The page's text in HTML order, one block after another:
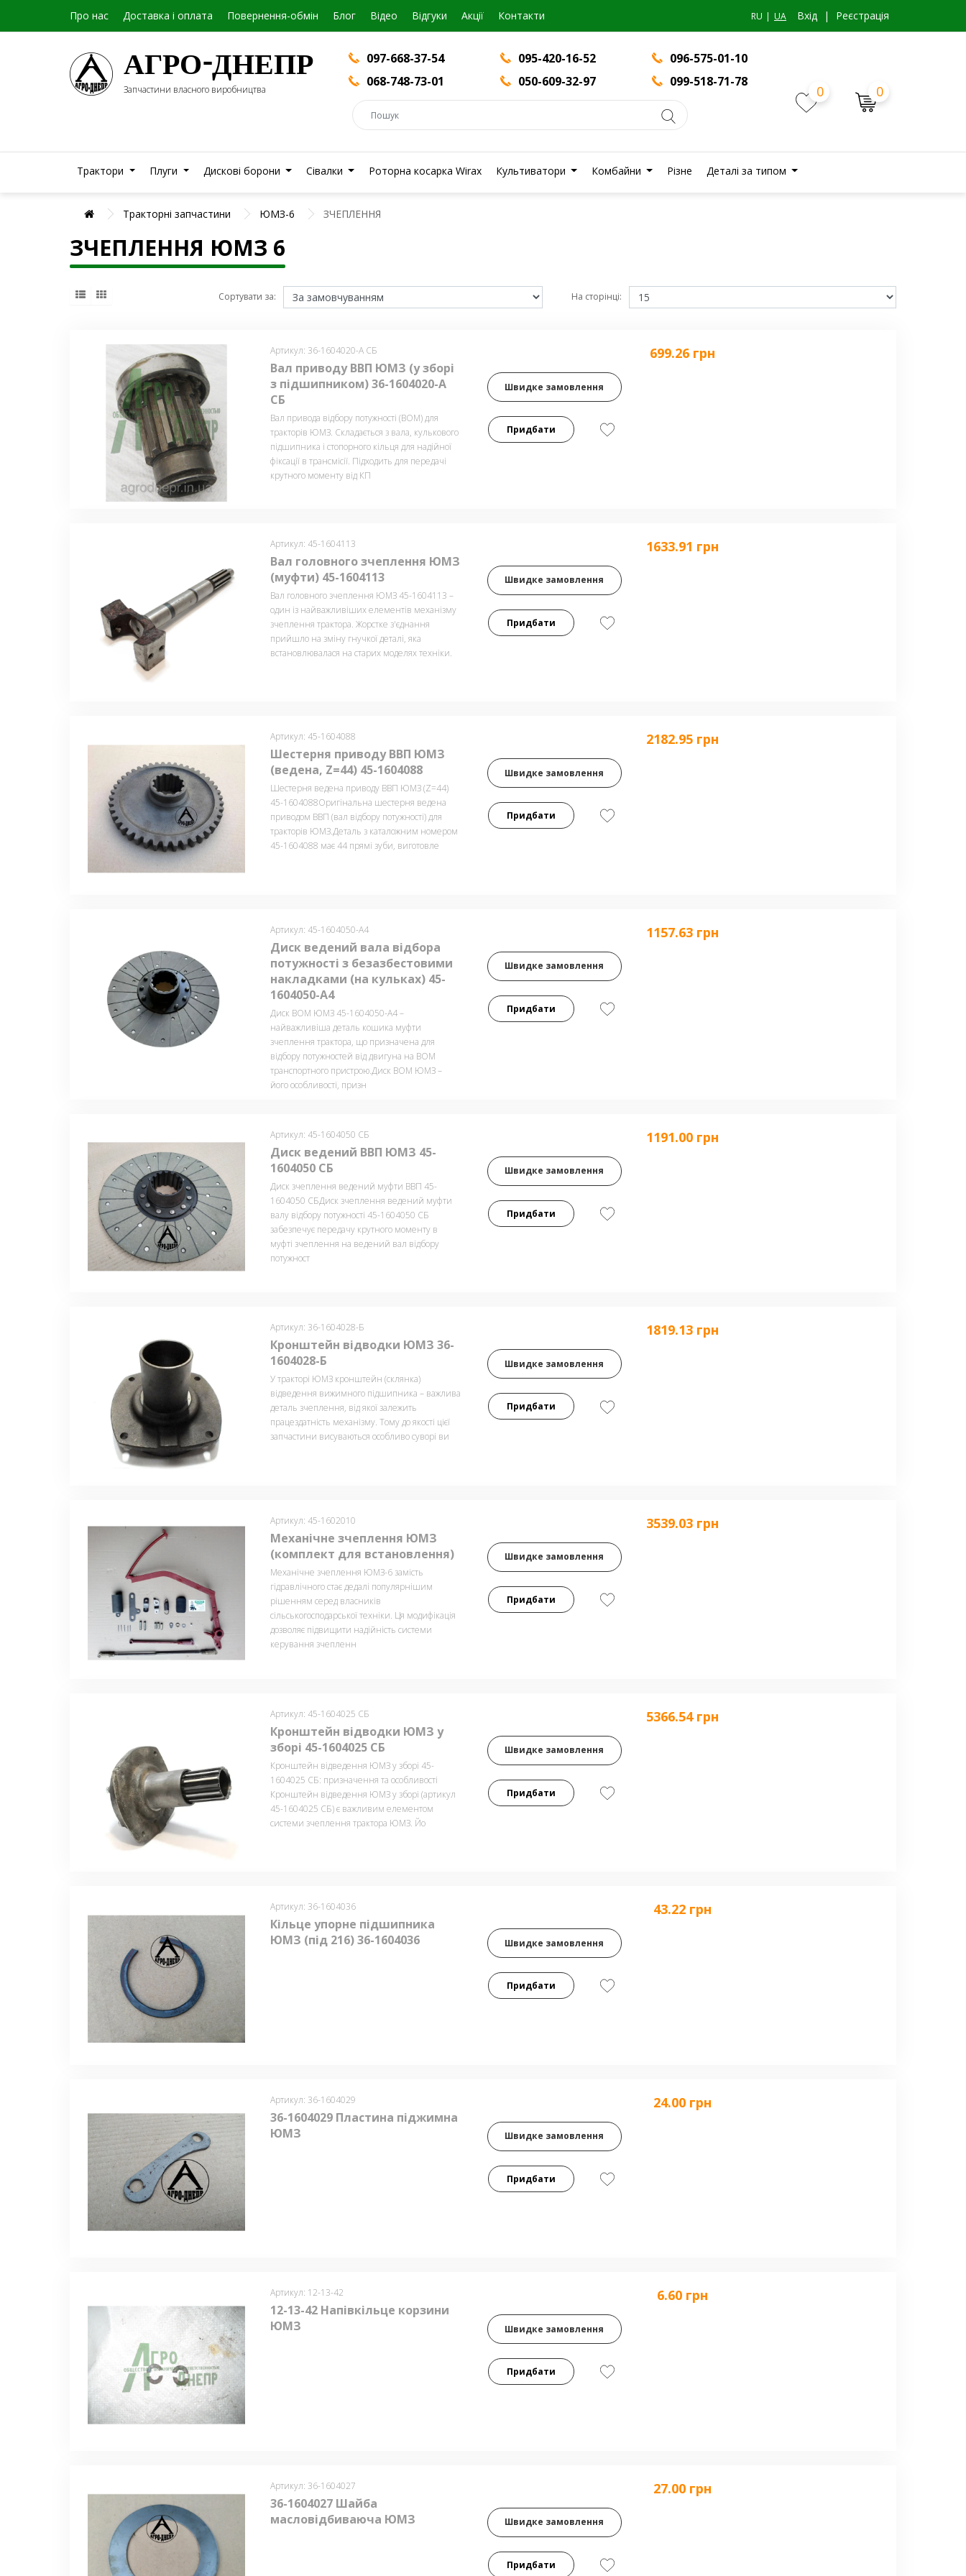
Про нас Доставка і оплата Повернення-обмін Блог Вiдео Відгуки Акції Контакти RU UA Вхiд | Реєстрація
АГРО-ДНЕПР
Запчастини власного виробництва
097-668-37-54 095-420-16-52
096-575-01-10
068-748-73-01
050-609-32-97 099-518-71-78
0 0
Трактори Плуги Дискові борони Сівалки Роторна косарка Wirax Культиватори Комбайни Різне Деталі за типом
Тракторні запчастини ЮМЗ-6 ЗЧЕПЛЕННЯ
ЗЧЕПЛЕННЯ ЮМЗ 6
Сортувати за: На сторінці:
Артикул: 36-1604020-А СБ
Вал приводу ВВП ЮМЗ (у зборі
з підшипником) 36-1604020-А
СБ
Вал привода відбору потужності (ВОМ) для
тракторів ЮМЗ. Складається з вала, кулькового
підшипника і стопорного кільця для надійної
фіксації в трансмісії. Підходить для передачі
крутного моменту від КП
699.26 грн
Швидке замовлення
Придбати
Артикул: 45-1604113
Вал головного зчеплення ЮМЗ
(муфти) 45-1604113
Вал головного зчеплення ЮМЗ 45-1604113 –
один із найважливіших елементів механізму
зчеплення трактора. Жорстке з'єднання
прийшло на зміну гнучкої деталі, яка
встановлювалася на старих моделях техніки.
1633.91 грн
Швидке замовлення
Придбати
Артикул: 45-1604088
Шестерня приводу ВВП ЮМЗ
(ведена, Z=44) 45-1604088
Шестерня ведена приводу ВВП ЮМЗ (Z=44)
45-1604088Оригінальна шестерня ведена
приводом ВВП (вал відбору потужності) для
тракторів ЮМЗ.Деталь з каталожним номером
45-1604088 має 44 прямі зуби, виготовле
2182.95 грн
Швидке замовлення
Придбати
Артикул: 45-1604050-А4
Диск ведений вала відбора
потужності з безазбестовими
накладками (на кульках) 45-
1604050-А4
Диск ВОМ ЮМЗ 45-1604050-А4 –
найважливіша деталь кошика муфти
зчеплення трактора, що призначена для
відбору потужностей від двигуна на ВОМ
транспортного пристрою.Диск ВОМ ЮМЗ –
його особливості, призн
1157.63 грн
Швидке замовлення
Придбати
Артикул: 45-1604050 СБ
Диск ведений ВВП ЮМЗ 45-
1604050 СБ
Диск зчеплення ведений муфти ВВП 45-
1604050 СБДиск зчеплення ведений муфти
валу відбору потужності 45-1604050 СБ
забезпечує передачу крутного моменту в
муфті зчеплення на ведений вал відбору
потужност
1191.00 грн
Швидке замовлення
Придбати
Артикул: 36-1604028-Б
Кронштейн відводки ЮМЗ 36-
1604028-Б
У тракторі ЮМЗ кронштейн (склянка)
відведення вижимного підшипника – важлива
деталь зчеплення, від якої залежить
працездатність механізму. Тому до якості цієї
запчастини висуваються особливо суворі ви
1819.13 грн
Швидке замовлення
Придбати
Артикул: 45-1602010
Механічне зчеплення ЮМЗ
(комплект для встановлення)
Механічне зчеплення ЮМЗ-6 замість
гідравлічного стає дедалі популярнішим
рішенням серед власників
сільськогосподарської техніки. Ця модифікація
дозволяє підвищити надійність системи
керування зчепленн
3539.03 грн
Швидке замовлення
Придбати
Артикул: 45-1604025 СБ
Кронштейн відводки ЮМЗ у
зборі 45-1604025 СБ
Кронштейн відведення ЮМЗ у зборі 45-
1604025 СБ: призначення та особливості
Кронштейн відведення ЮМЗ у зборі (артикул
45-1604025 СБ) є важливим елементом
системи зчеплення трактора ЮМЗ. Йо
5366.54 грн
Швидке замовлення
Придбати
Артикул: 36-1604036
Кільце упорне підшипника
ЮМЗ (під 216) 36-1604036
43.22 грн
Швидке замовлення
Придбати
Артикул: 36-1604029
36-1604029 Пластина піджимна
ЮМЗ
24.00 грн
Швидке замовлення
Придбати
Артикул: 12-13-42
12-13-42 Напівкільце корзини
ЮМЗ
6.60 грн
Швидке замовлення
Придбати
Артикул: 36-1604027
36-1604027 Шайба
масловідбиваюча ЮМЗ
27.00 грн
Швидке замовлення
Придбати